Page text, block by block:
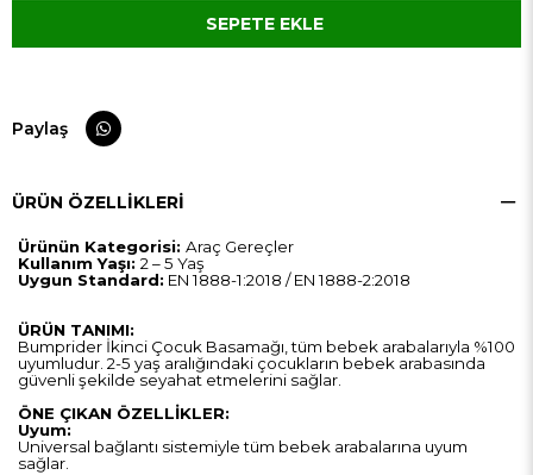
Paylaş
ÜRÜN ÖZELLIKLERI
Ürünün Kategorisi: Araç Gereçler
Kullanım Yaşı: 2 – 5 Yaş
Uygun Standard: EN 1888-1:2018 / EN 1888-2:2018
ÜRÜN TANIMI:
Bumprider İkinci Çocuk Basamağı, tüm bebek arabalarıyla %100
uyumludur. 2-5 yaş aralığındaki çocukların bebek arabasında
güvenli şekilde seyahat etmelerini sağlar.
ÖNE ÇIKAN ÖZELLİKLER:
Uyum:
Universal bağlantı sistemiyle tüm bebek arabalarına uyum
sağlar.